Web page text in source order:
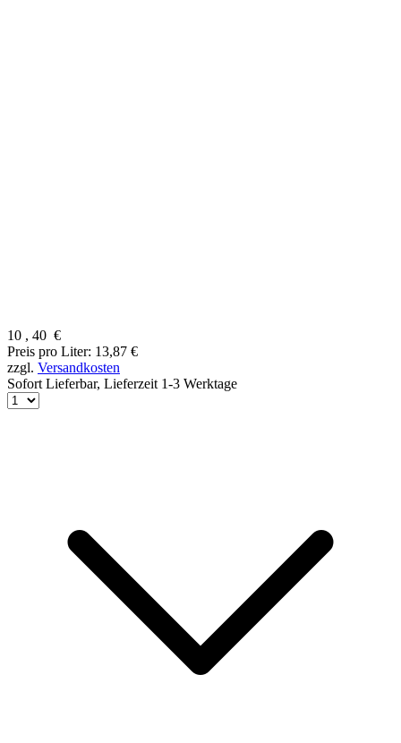
10 , 40 €
Preis pro Liter: 13,87 €
zzgl. Versandkosten
Sofort Lieferbar, Lieferzeit 1-3 Werktage